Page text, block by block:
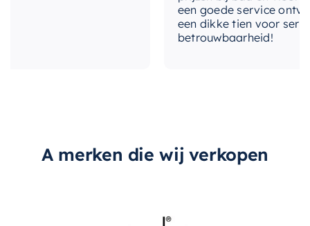
oplossing voor hun badkamer.24,6 cm
Vierkant
een goede service
een dikke tien voor
betrouwbaarheid!
A merken die wij verkopen